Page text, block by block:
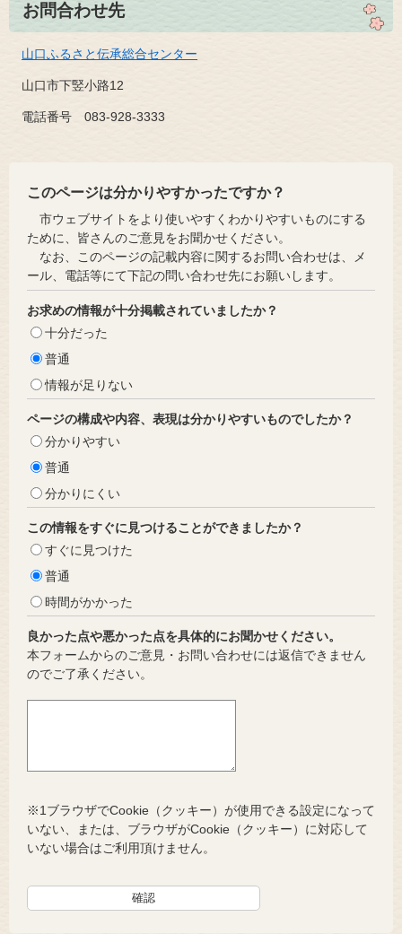
お問合わせ先
山口ふるさと伝承総合センター
山口市下竪小路12
電話番号 083-928-3333
このページは分かりやすかったですか？
市ウェブサイトをより使いやすくわかりやすいものにする
ために、皆さんのご意見をお聞かせください。
なお、このページの記載内容に関するお問い合わせは、メ
ール、電話等にて下記の問い合わせ先にお願いします。
お求めの情報が十分掲載されていましたか？
十分だった
普通
情報が足りない
ページの構成や内容、表現は分かりやすいものでしたか？
分かりやすい
普通
分かりにくい
この情報をすぐに見つけることができましたか？
すぐに見つけた
普通
時間がかかった
良かった点や悪かった点を具体的にお聞かせください。
本フォームからのご意見・お問い合わせには返信できません
のでご了承ください。
※1ブラウザでCookie（クッキー）が使用できる設定になって
いない、または、ブラウザがCookie（クッキー）に対応して
いない場合はご利用頂けません。